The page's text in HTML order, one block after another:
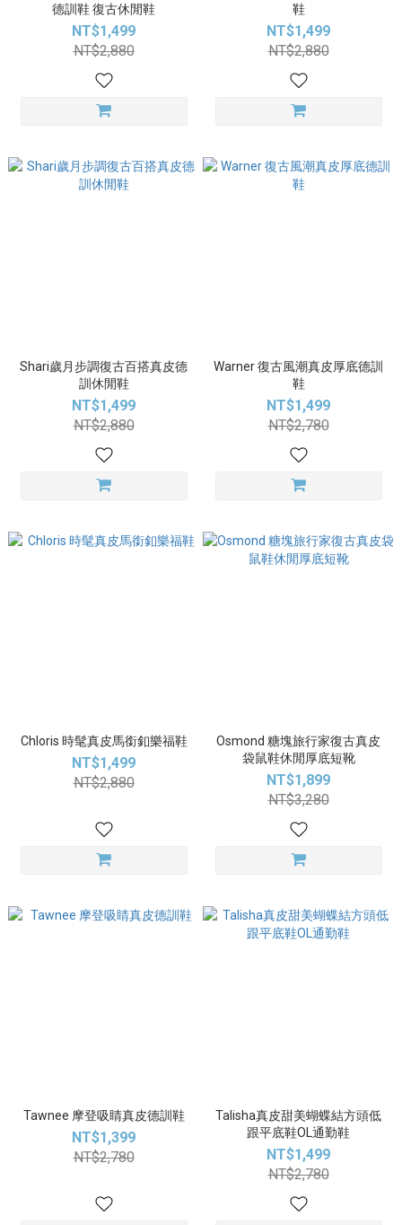
德訓鞋 復古休閒鞋
NT$1,499
NT$2,880
鞋
NT$1,499
NT$2,880
Shari歲月步調復古百搭真皮德
訓休閒鞋
NT$1,499
NT$2,880
Warner 復古風潮真皮厚底德訓
鞋
NT$1,499
NT$2,780
Chloris 時髦真皮馬銜釦樂福鞋
NT$1,499
NT$2,880
Osmond 糖塊旅行家復古真皮
袋鼠鞋休閒厚底短靴
NT$1,899
NT$3,280
Tawnee 摩登吸睛真皮德訓鞋
NT$1,399
NT$2,780
Talisha真皮甜美蝴蝶結方頭低
跟平底鞋OL通勤鞋
NT$1,499
NT$2,780